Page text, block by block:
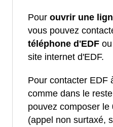
Pour ouvrir une
vous pouvez
téléphone d'EDF
site internet d'EDF.
Pour contacter EDF
comme dans le
pouvez composer le
(appel non surtaxé,